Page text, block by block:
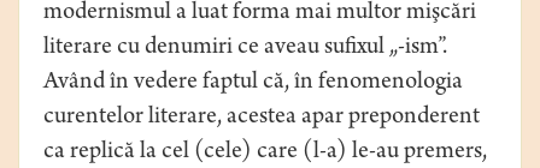
modernismul a luat forma mai multor mişcări
literare cu denumiri ce aveau sufixul „-ism”.
Având în vedere faptul că, în fenomenologia
curentelor literare, acestea apar preponderent
ca replică la cel (cele) care (l-a) le-au premers,